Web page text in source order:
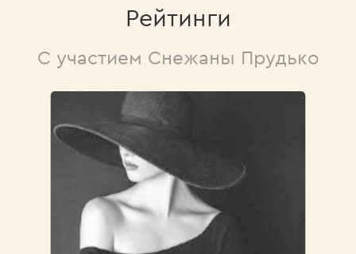
Рейтинги
С участием Снежаны Прудько